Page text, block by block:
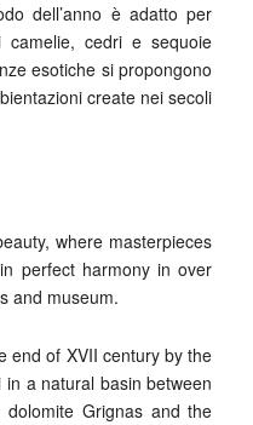
dell’anno è adatto per
camelie, cedri e sequoie
esotiche si propongono
create nei secoli
where masterpieces
perfect harmony in over
and museum.
end of XVII century by the
a natural basin between
Grignas and the